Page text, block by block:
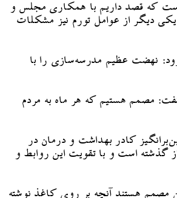
که قصد داریم با همکاری مجلس و
دیگر از عوامل تورم نیز مشکلات
از ۲۴۰۰ مدرسه جدید در سال جدید تحصیلی افزود: نهضت عظیم مدرسه‌سازی را با
و گفت: مصمم هستیم که هر ماه به مردم
کادر بهداشت و درمان در
گذشته است و با تقویت این روابط و
مصمم هستند آنچه بر روی کاغذ نوشته